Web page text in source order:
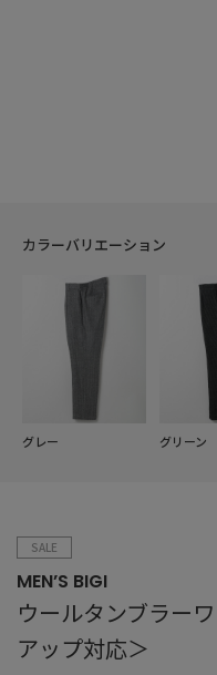
カラーバリエーション
グレー グリーン
SALE
MEN’S BIGI
ウールタンブラー
アップ対応＞